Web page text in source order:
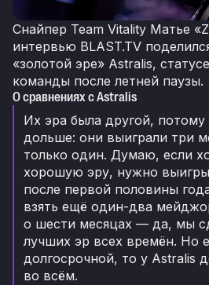
Снайпер Team Vitality Матье
интервью BLAST.TV
«золотой эре» Astralis,
команды после летней паузы.
О сравнениях с Astralis
Их эра была другой, потому
дольше: они выиграли три
только один. Думаю, если
хорошую эру, нужно
после первой половины
взять ещё один-два
о шести месяцах — да, мы
лучших эр всех времён. Но
долгосрочной, то у Astralis
во всём.